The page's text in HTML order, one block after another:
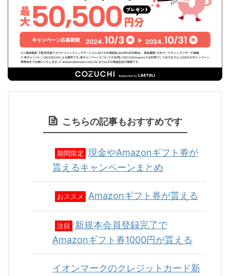
こちらの記事もおすすめです
期間限定
現金やAmazonギフト券が
貰えるキャンペーンまとめ
おススメ Amazonギフト券が貰える
注目
新規本会員登録完了で
Amazonギフト券1000円が貰える
イオンマークのクレジットカード新